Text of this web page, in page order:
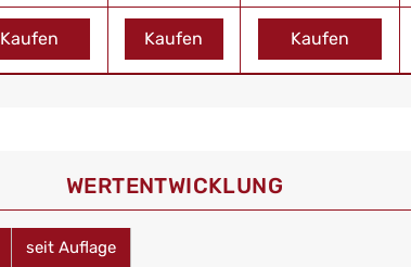
Kaufen Kaufen Kaufen
WERT­ENTWICKLUNG
seit Auflage